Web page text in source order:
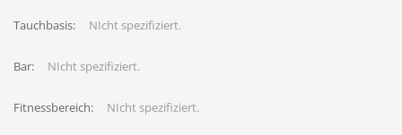
Tauchbasis: NIcht spezifiziert.
Bar: NIcht spezifiziert.
Fitnessbereich: NIcht spezifiziert.